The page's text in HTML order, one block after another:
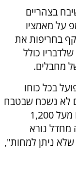
בצהריים
על מאמציו
בחריפות את
כולל
מחבלים.
בכל כוחו
לא נשכח שבטבח
ה-7/10 נרצחו, נשרפו, נאנסו ונשחטו מעל 1,200
זה מחדל נורא
ניתן למחות",